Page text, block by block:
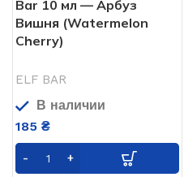
Bar 10 мл — Арбуз
Вишня (Watermelon
Cherry)
ELF BAR
В наличии
185 ₴